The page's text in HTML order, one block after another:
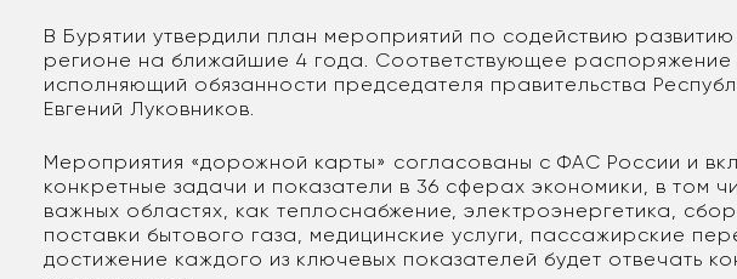
В Бурятии утвердили план мероприятий по содействию
регионе на ближайшие 4 года. Соответствующее распоряжение
исполняющий обязанности председателя правительства
Евгений Луковников.
Мероприятия «дорожной карты» согласованы с ФАС России и
конкретные задачи и показатели в 36 сферах экономики, в том
важных областях, как теплоснабжение, электроэнергетика,
поставки бытового газа, медицинские услуги, пассажирские
достижение каждого из ключевых показателей будет отвечать